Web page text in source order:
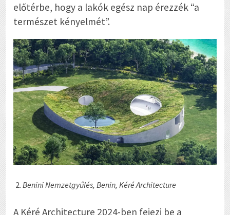
előtérbe, hogy a lakók egész nap érezzék “a
természet kényelmét”.
Benini Nemzetgyűlés, Benin, Kéré Architecture
A Kéré Architecture 2024-ben fejezi be a